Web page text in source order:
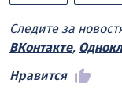
Следите за
ВКонтакте,
Нравится